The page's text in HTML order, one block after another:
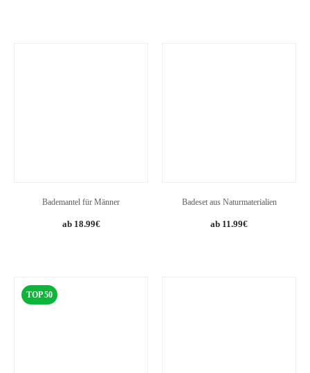
Bademantel für Männer
18.99€
Badeset aus Naturmaterialien
11.99€
TOP 50